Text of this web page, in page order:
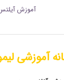
آموزش
آموزشی